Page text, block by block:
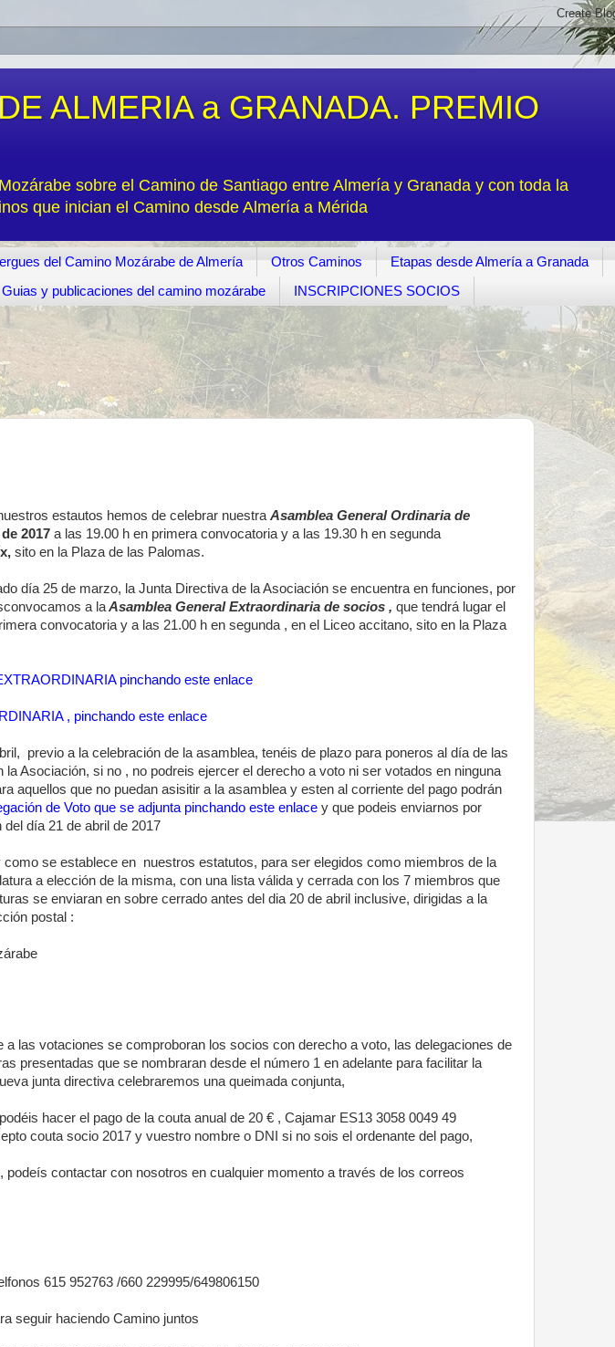
ALMERIA a GRANADA. PREMIO
sobre el Camino de Santiago entre Almería y Granada y con toda la
que inician el Camino desde Almería a Mérida
del Camino Mozárabe de Almería Otros Caminos
Etapas desde Almería a Granada
Guias y publicaciones del camino mozárabe INSCRIPCIONES SOCIOS
estautos hemos de celebrar nuestra Asamblea General Ordinaria de
2017 a las 19.00 h en primera convocatoria y a las 19.30 h en segunda
sito en la Plaza de las Palomas.
día 25 de marzo, la Junta Directiva de la Asociación se encuentra en funciones, por
a laAsamblea General Extraordinaria de socios , que tendrá lugar el
convocatoria y a las 21.00 h en segunda , en el Liceo accitano, sito en la Plaza
pinchando este enlace
, pinchando este enlace
previo a la celebración de la asamblea, tenéis de plazo para poneros al día de las
Asociación, si no , no podreis ejercer el derecho a voto ni ser votados en ninguna
aquellos que no puedan asisitir a la asamblea y esten al corriente del pago podrán
de Voto que se adjunta pinchando este enlace y que podeis enviarnos por
día 21 de abril de 2017
se establece en nuestros estatutos, para ser elegidos como miembros de la
a elección de la misma, con una lista válida y cerrada con los 7 miembros que
se enviaran en sobre cerrado antes del dia 20 de abril inclusive, dirigidas a la
postal :
a las votaciones se comproboran los socios con derecho a voto, las delegaciones de
presentadas que se nombraran desde el número 1 en adelante para facilitar la
junta directiva celebraremos una queimada conjunta,
hacer el pago de la couta anual de 20 € , Cajamar ES13 3058 0049 49
couta socio 2017 y vuestro nombre o DNI si no sois el ordenante del pago,
podeís contactar con nosotros en cualquier momento a través de los correos
615 952763 /660 229995/649806150
seguir haciendo Camino juntos